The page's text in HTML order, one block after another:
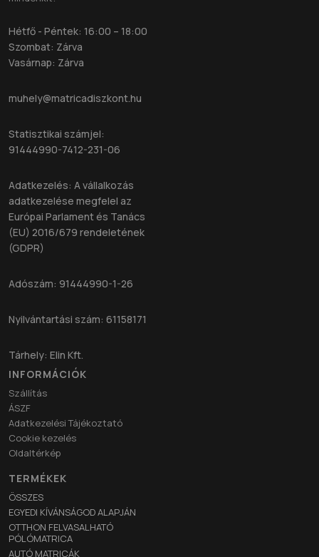
Hétfő - Péntek: 16:00 – 18:00
Szombat: Zárva
Vasárnap: Zárva
muhely@matricadiszkont.hu
Statisztikai számjel:
91444990-7412-231-06
Adatkezelés: A vállalkozás
adatkezelése megfelel az
Európai Parlament és Tanács
(EU) 2016/679 rendeletének
(GDPR)
Adószám: 91444990-1-26
Nyilvántartási szám: 61158171
Tárhely: Elin Kft.
INFORMÁCIÓK
Szállítás
ÁSZF
Adatkezelési Tájékoztató
Cookie kezelés
Oldaltérkép
TERMÉKEK
ÖSSZES
EGYEDI KÍVÁNSÁGOD ALAPJÁN
OTTHON FELVASALHATÓ
PÓLÓMATRICA
AUTÓ MATRICÁK